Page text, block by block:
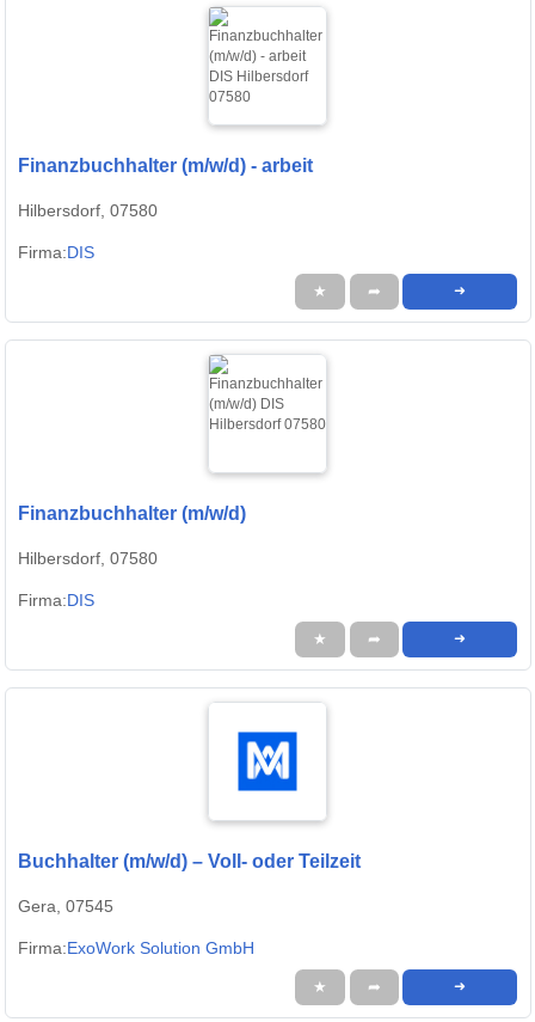
Finanzbuchhalter (m/w/d) - arbeit
Hilbersdorf, 07580
Firma:DIS
★ ➦ ➜
Finanzbuchhalter (m/w/d)
Hilbersdorf, 07580
Firma:DIS
★ ➦ ➜
Buchhalter (m/w/d) – Voll- oder Teilzeit
Gera, 07545
Firma:ExoWork Solution GmbH
★ ➦ ➜